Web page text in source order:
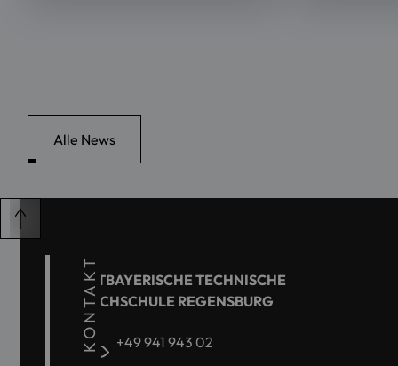
Alle News
KONTAKT
OSTBAYERISCHE TECHNISCHE
HOCHSCHULE REGENSBURG
+49 941 943 02